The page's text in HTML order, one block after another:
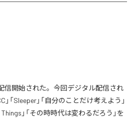
信開始された。今回デジタル配信され
」「Sleeper」「自分のことだけ考えよう」
Things」「その時時代は変わるだろう」を